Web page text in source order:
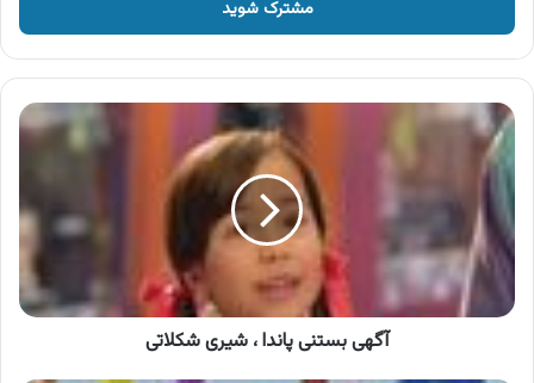
وارد
کنید
آگهی
بستنی
پاندا
،
شیری
شکلاتی
آگهی بستنی پاندا ، شیری شکلاتی